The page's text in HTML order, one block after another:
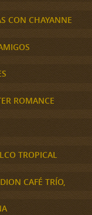
CON CHAYANNE
ROMANCE
TROPICAL
CAFÉ TRÍO,